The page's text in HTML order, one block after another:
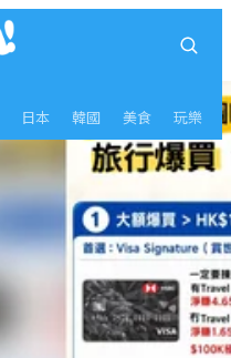
日本 韓國 美食 玩樂